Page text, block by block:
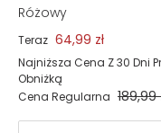
Różowy
Teraz 64,99 zł
Najniższa Cena Z 30 Dni
Obniżką
Cena Regularna 189,99